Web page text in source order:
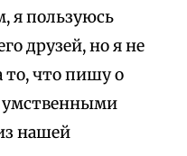
я пользуюсь
друзей, но я не
то, что пишу о
нашей